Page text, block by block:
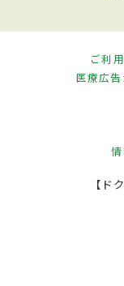
ご利
医療広
【ド